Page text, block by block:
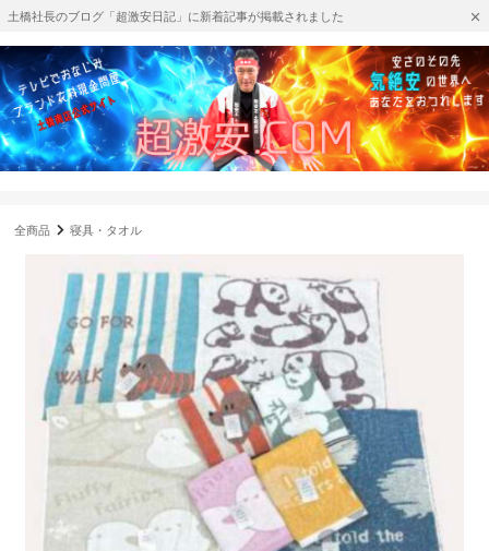
土橋社長のブログ「超激安日記」に新着記事が掲載されました
全商品 寝具・タオル